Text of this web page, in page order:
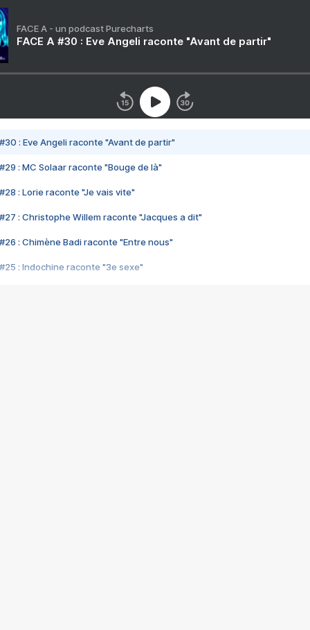
FACE A - un podcast Purecharts
FACE A #30 : Eve Angeli raconte "Avant de partir"
#30 : Eve Angeli raconte "Avant de partir"
#29 : MC Solaar raconte "Bouge de là"
#28 : Lorie raconte "Je vais vite"
#27 : Christophe Willem raconte "Jacques a dit"
#26 : Chimène Badi raconte "Entre nous"
#25 : Indochine raconte "3e sexe"